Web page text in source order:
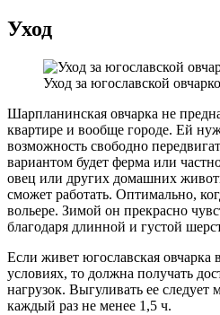
Уход
Уход за югославской
Шарпланинская овчарка не
квартире и вообще городе. Ей
возможность свободно
вариантом будет ферма или
овец или других домашних
сможет работать. Оптимально,
вольере. Зимой он прекрасно
благодаря длинной и густой
Если живет югославская
условиях, то должна получать
нагрузок. Выгуливать ее
каждый раз не менее 1,5 ч.